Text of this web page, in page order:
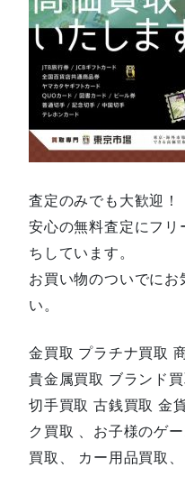
査定のみでも大歓迎！
安心の無料査定にフ
ちしています。
お買い物のついでにお
い。
金買取 プラチナ買取
貴金属買取 ブランド買
切手買取 古銭買取 金
ク買取 、お子様のゲ
買取、 カー用品買取